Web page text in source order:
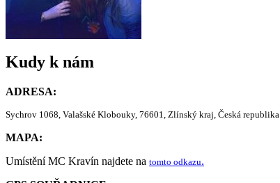
Kudy k nám
ADRESA:
Sychrov 1068, Valašské Klobouky, 76601, Zlínský kraj, Česká republika
MAPA:
Umístění MC Kravín najdete na tomto odkazu.